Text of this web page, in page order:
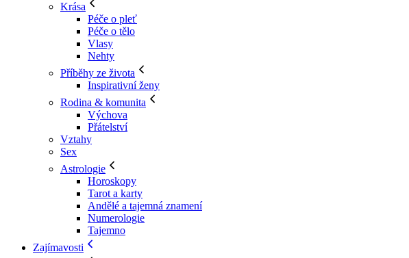
Krása
Péče o pleť
Péče o tělo
Vlasy
Nehty
Příběhy ze života
Inspirativní ženy
Rodina & komunita
Výchova
Přátelství
Vztahy
Sex
Astrologie
Horoskopy
Tarot a karty
Andělé a tajemná znamení
Numerologie
Tajemno
Zajímavosti